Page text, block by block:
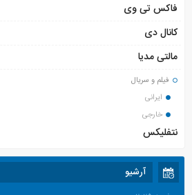
فاکس تی وی
کانال دی
مالتی مدیا
فیلم و سریال
ایرانی
خارجی
نتفلیکس
آرشیو